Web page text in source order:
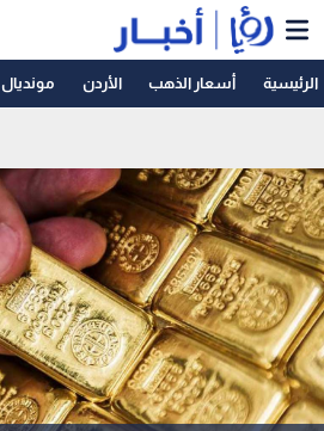
الرئيسية أسعار الذهب الأردن مونديال 2026